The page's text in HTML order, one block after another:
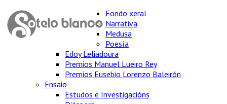
Fondo xeral
Narrativa
Medusa
Poesía
Edoy Leliadoura
Premios Manuel Lueiro Rey
Premios Eusebio Lorenzo Baleirón
Ensaio
Estudos e Investigacións